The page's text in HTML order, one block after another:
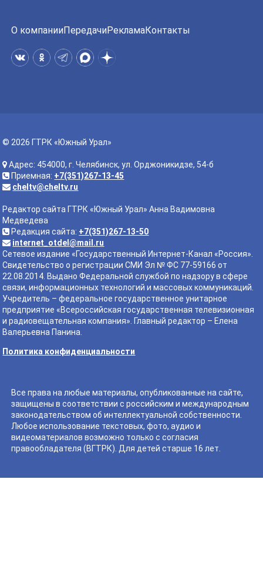
О компанииПередачиРекламаКонтакты
© 2026 ГТРК «Южный Урал»
Адрес: 454000, г. Челябинск, ул. Орджоникидзе, 54-б
Приемная: +7(351)267-13-45
cheltv@cheltv.ru
Редактор сайта ГТРК «Южный Урал» Анна Вадимовна
Медведева
Редакция сайта: +7(351)267-13-50
internet_otdel@mail.ru
Сетевое издание «Государственный Интернет-Канал «Россия».
Свидетельство о регистрации СМИ Эл № ФС 77-59166 от
22.08.2014. Выдано Федеральной службой по надзору в сфере
связи, информационных технологий и массовых коммуникаций.
Учредитель – федеральное государственное унитарное
предприятие «Всероссийская государственная телевизионная
и радиовещательная компания». Главный редактор – Елена
Валерьевна Панина.
Политика конфиденциальности
Все права на любые материалы, опубликованные на сайте,
защищены в соответствии с российским и международным
законодательством об интеллектуальной собственности.
Любое использование текстовых, фото, аудио и
видеоматериалов возможно только с согласия
правообладателя (ВГТРК). Для детей старше 16 лет.